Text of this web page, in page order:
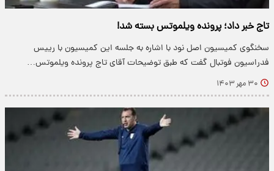
تاج خبر داد؛ پرونده ویلموتس بسته شد!
سخنگوی کمیسیون اصل نود با اشاره به جلسه این کمیسیون با رییس
فدراسیون فوتبال گفت که طبق توضیحات آقای تاج پرونده ویلموتس…
۳۰ مهر ۱۴۰۳